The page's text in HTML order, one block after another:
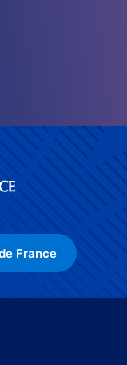
France